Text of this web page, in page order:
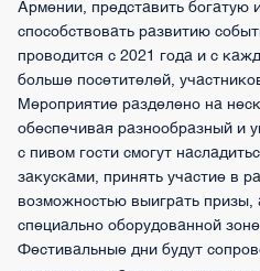
Армении, представить богатую
способствовать развитию
проводится с 2021 года и с
больше посетителей,
Мероприятие разделено на
обеспечивая разнообразный и
с пивом гости смогут
закусками, принять участие в
возможностью выиграть призы,
специально оборудованной
Фестивальные дни будут